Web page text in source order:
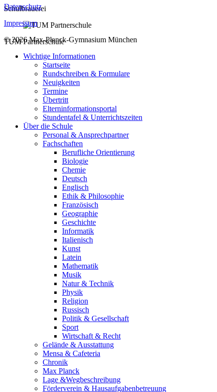
Schulbrauerei
TUM Partnerschule
Datenschutz
Impressum
© 2026 Max-Planck-Gymnasium München
Wichtige Informationen
Startseite
Rundschreiben & Formulare
Neuigkeiten
Termine
Übertritt
Elterninformationsportal
Stundentafel & Unterrichtszeiten
Über die Schule
Personal & Ansprechpartner
Fachschaften
Berufliche Orientierung
Biologie
Chemie
Deutsch
Englisch
Ethik & Philosophie
Französisch
Geographie
Geschichte
Informatik
Italienisch
Kunst
Latein
Mathematik
Musik
Natur & Technik
Physik
Religion
Russisch
Politik & Gesellschaft
Sport
Wirtschaft & Recht
Gelände & Ausstattung
Mensa & Cafeteria
Chronik
Max Planck
Lage &Wegbeschreibung
Förderverein & Hausaufgabenbetreuung